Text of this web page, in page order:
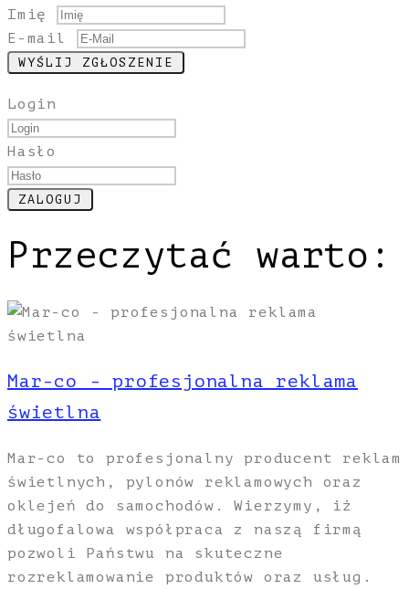
Imię
E-mail
Login
Hasło
Przeczytać warto:
Mar-co - profesjonalna reklama
świetlna
Mar-co to profesjonalny producent reklam
świetlnych, pylonów reklamowych oraz
oklejeń do samochodów. Wierzymy, iż
długofalowa współpraca z naszą firmą
pozwoli Państwu na skuteczne
rozreklamowanie produktów oraz usług.